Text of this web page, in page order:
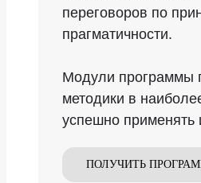
переговоров по
прагматичности.
Модули программы
методики в
успешно применять
ПОЛУЧИТЬ